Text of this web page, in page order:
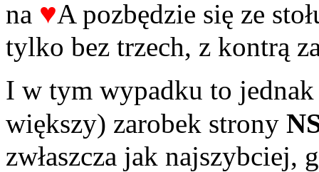
na ♥A pozbędzie się ze
tylko bez trzech, z kontrą
I w tym wypadku to jednak
większy) zarobek strony
zwłaszcza jak najszybciej,